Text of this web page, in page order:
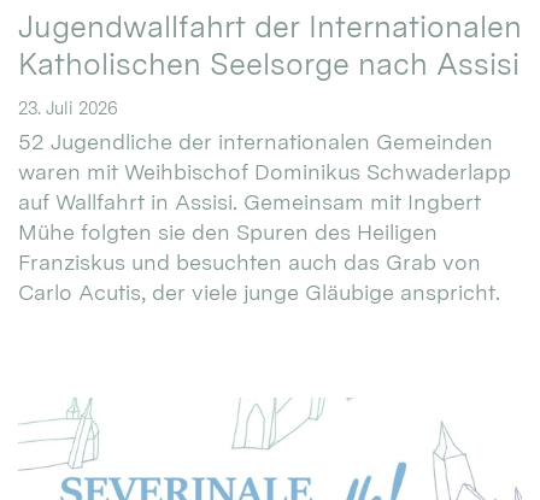
Jugendwallfahrt der Internationalen
Katholischen Seelsorge nach Assisi
23. Juli 2026
52 Jugendliche der internationalen Gemeinden
waren mit Weihbischof Dominikus Schwaderlapp
auf Wallfahrt in Assisi. Gemeinsam mit Ingbert
Mühe folgten sie den Spuren des Heiligen
Franziskus und besuchten auch das Grab von
Carlo Acutis, der viele junge Gläubige anspricht.